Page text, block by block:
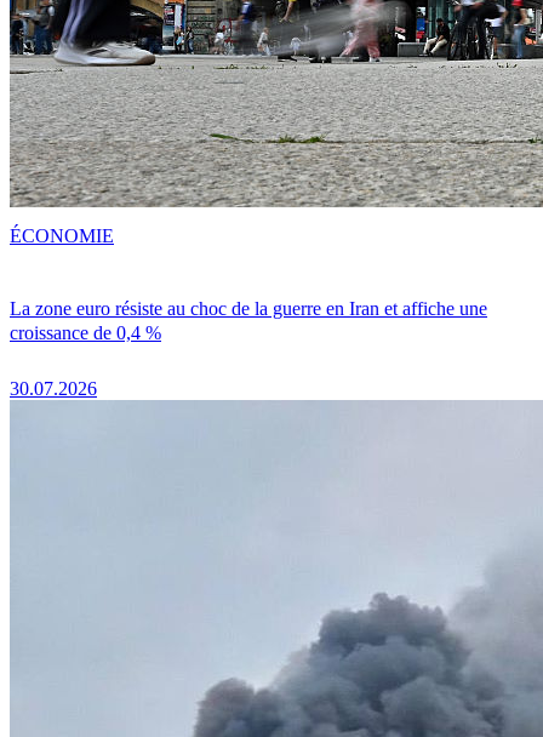
La zone euro résiste au choc de la guerre en Iran et affiche une
croissance de 0,4 %
30.07.2026
ÉCONOMIE